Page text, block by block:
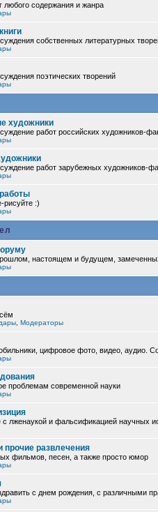
любого содержания и жанра
собственных литературных
поэтических творений
художники
работ российских художников-
работ зарубежных художников-
рисуйте :)
настоящем и будущем,
Модераторы
цифровое фото, видео, аудио.
проблемам современной науки
с лженаукой и фальсификацией научных
прочие развлечения
фильмов, песен, а также просто юмор
с днем рождения, с различными